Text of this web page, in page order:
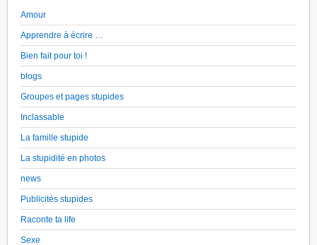
Amour
Apprendre à écrire …
Bien fait pour toi !
blogs
Groupes et pages stupides
Inclassable
La famille stupide
La stupidité en photos
news
Publicités stupides
Raconte ta life
Sexe